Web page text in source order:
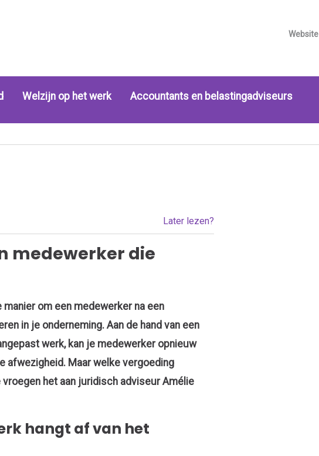
Website
Welzijn op het werk Accountants en belastingadviseurs
Later lezen?
medewerker die
om een medewerker na een
in je onderneming. Aan de hand van een
werk, kan je medewerker opnieuw
afwezigheid. Maar welke vergoeding
het aan juridisch adviseur Amélie
hangt af van het